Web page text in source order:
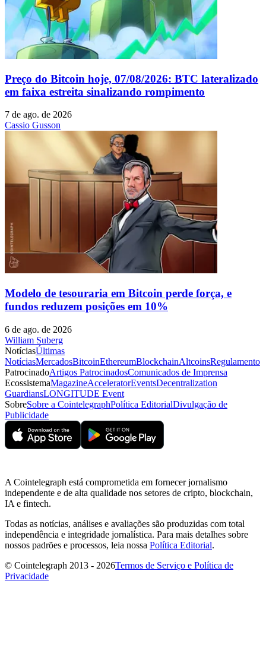
Preço do Bitcoin hoje, 07/08/2026: BTC lateralizado
em faixa estreita sinalizando rompimento
7 de ago. de 2026
Cassio Gusson
Modelo de tesouraria em Bitcoin perde força, e
fundos reduzem posições em 10%
6 de ago. de 2026
William Suberg
NotíciasÚltimas
NotíciasMercadosBitcoinEthereumBlockchainAltcoinsRegulamento
PatrocinadoArtigos PatrocinadosComunicados de Imprensa
EcossistemaMagazineAcceleratorEventsDecentralization
GuardiansLONGITUDE Event
SobreSobre a CointelegraphPolítica EditorialDivulgação de
Publicidade
A Cointelegraph está comprometida em fornecer jornalismo
independente e de alta qualidade nos setores de cripto, blockchain,
IA e fintech.
Todas as notícias, análises e avaliações são produzidas com total
independência e integridade jornalística. Para mais detalhes sobre
nossos padrões e processos, leia nossa Política Editorial.
© Cointelegraph 2013 - 2026Termos de Serviço e Política de
Privacidade